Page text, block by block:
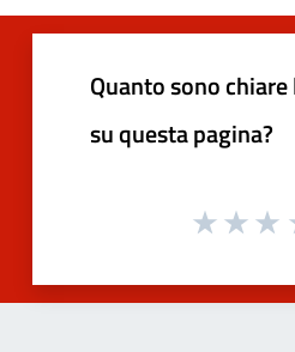
Quanto sono
su questa pagina?